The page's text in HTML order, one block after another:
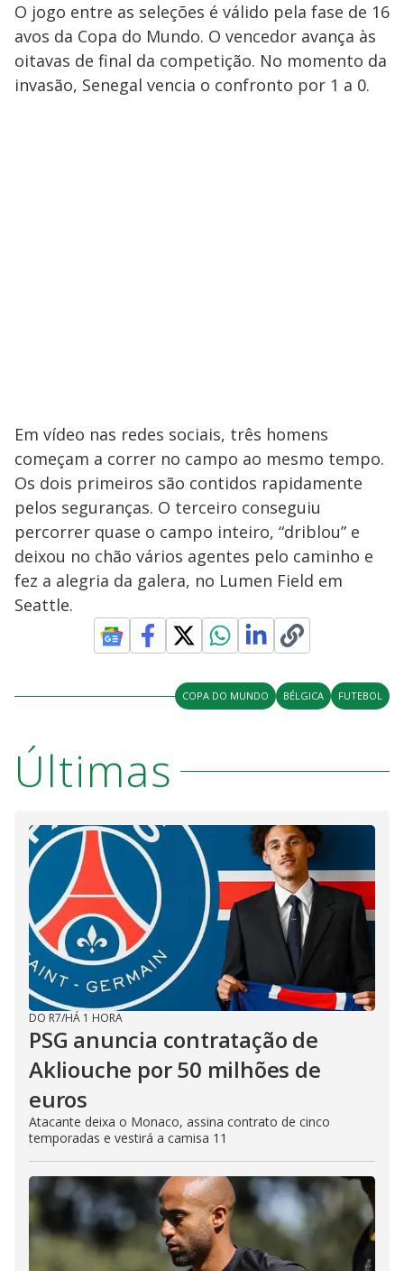
O jogo entre as seleções é válido pela fase de 16
avos da Copa do Mundo. O vencedor avança às
oitavas de final da competição. No momento da
invasão, Senegal vencia o confronto por 1 a 0.
Em vídeo nas redes sociais, três homens
começam a correr no campo ao mesmo tempo.
Os dois primeiros são contidos rapidamente
pelos seguranças. O terceiro conseguiu
percorrer quase o campo inteiro, “driblou” e
deixou no chão vários agentes pelo caminho e
fez a alegria da galera, no Lumen Field em
Seattle.
COPA DO MUNDO BÉLGICA FUTEBOL
Últimas
DO R7/HÁ 1 HORA
PSG anuncia contratação de
Akliouche por 50 milhões de
euros
Atacante deixa o Monaco, assina contrato de cinco
temporadas e vestirá a camisa 11